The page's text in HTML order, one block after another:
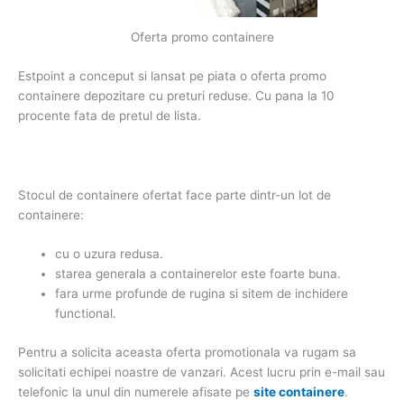
Oferta promo containere
Estpoint a conceput si lansat pe piata o oferta promo
containere depozitare cu preturi reduse. Cu pana la 10
procente fata de pretul de lista.
Stocul de containere ofertat face parte dintr-un lot de
containere:
cu o uzura redusa.
starea generala a containerelor este foarte buna.
fara urme profunde de rugina si sitem de inchidere
functional.
Pentru a solicita aceasta oferta promotionala va rugam sa
solicitati echipei noastre de vanzari. Acest lucru prin e-mail sau
telefonic la unul din numerele afisate pe site containere.